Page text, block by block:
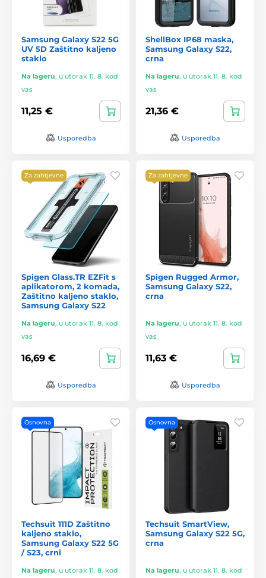
Samsung Galaxy S22 5G
UV 5D Zaštitno kaljeno
staklo
Na lageru, u utorak 11. 8. kod
vas
11,25 €
Usporedba
ShellBox IP68 maska,
Samsung Galaxy S22,
crna
Na lageru, u utorak 11. 8. kod
vas
21,36 €
Usporedba
Za zahtjevne
Spigen Glass.TR EZFit s
aplikatorom, 2 komada,
Zaštitno kaljeno staklo,
Samsung Galaxy S22
Na lageru, u utorak 11. 8. kod
vas
16,69 €
Usporedba
Za zahtjevne
Spigen Rugged Armor,
Samsung Galaxy S22,
crna
Na lageru, u utorak 11. 8. kod
vas
11,63 €
Usporedba
Osnovna
Techsuit 111D Zaštitno
kaljeno staklo,
Samsung Galaxy S22 5G
/ S23, crni
Na lageru, u utorak 11. 8. kod
Osnovna
Techsuit SmartView,
Samsung Galaxy S22 5G,
crna
Na lageru, u utorak 11. 8. kod